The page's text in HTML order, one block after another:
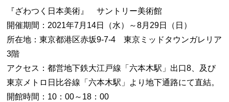
『ざわつく日本美術』 サントリー美術館
開催期間：2021年7月14日（水）～8月29日（日）
所在地：東京都港区赤坂9-7-4 東京ミッドタウンガレリア
3階
アクセス：都営地下鉄大江戸線「六本木駅」出口8、及び
東京メトロ日比谷線「六本木駅」より地下通路にて直結。
開館時間：10：00～18：00